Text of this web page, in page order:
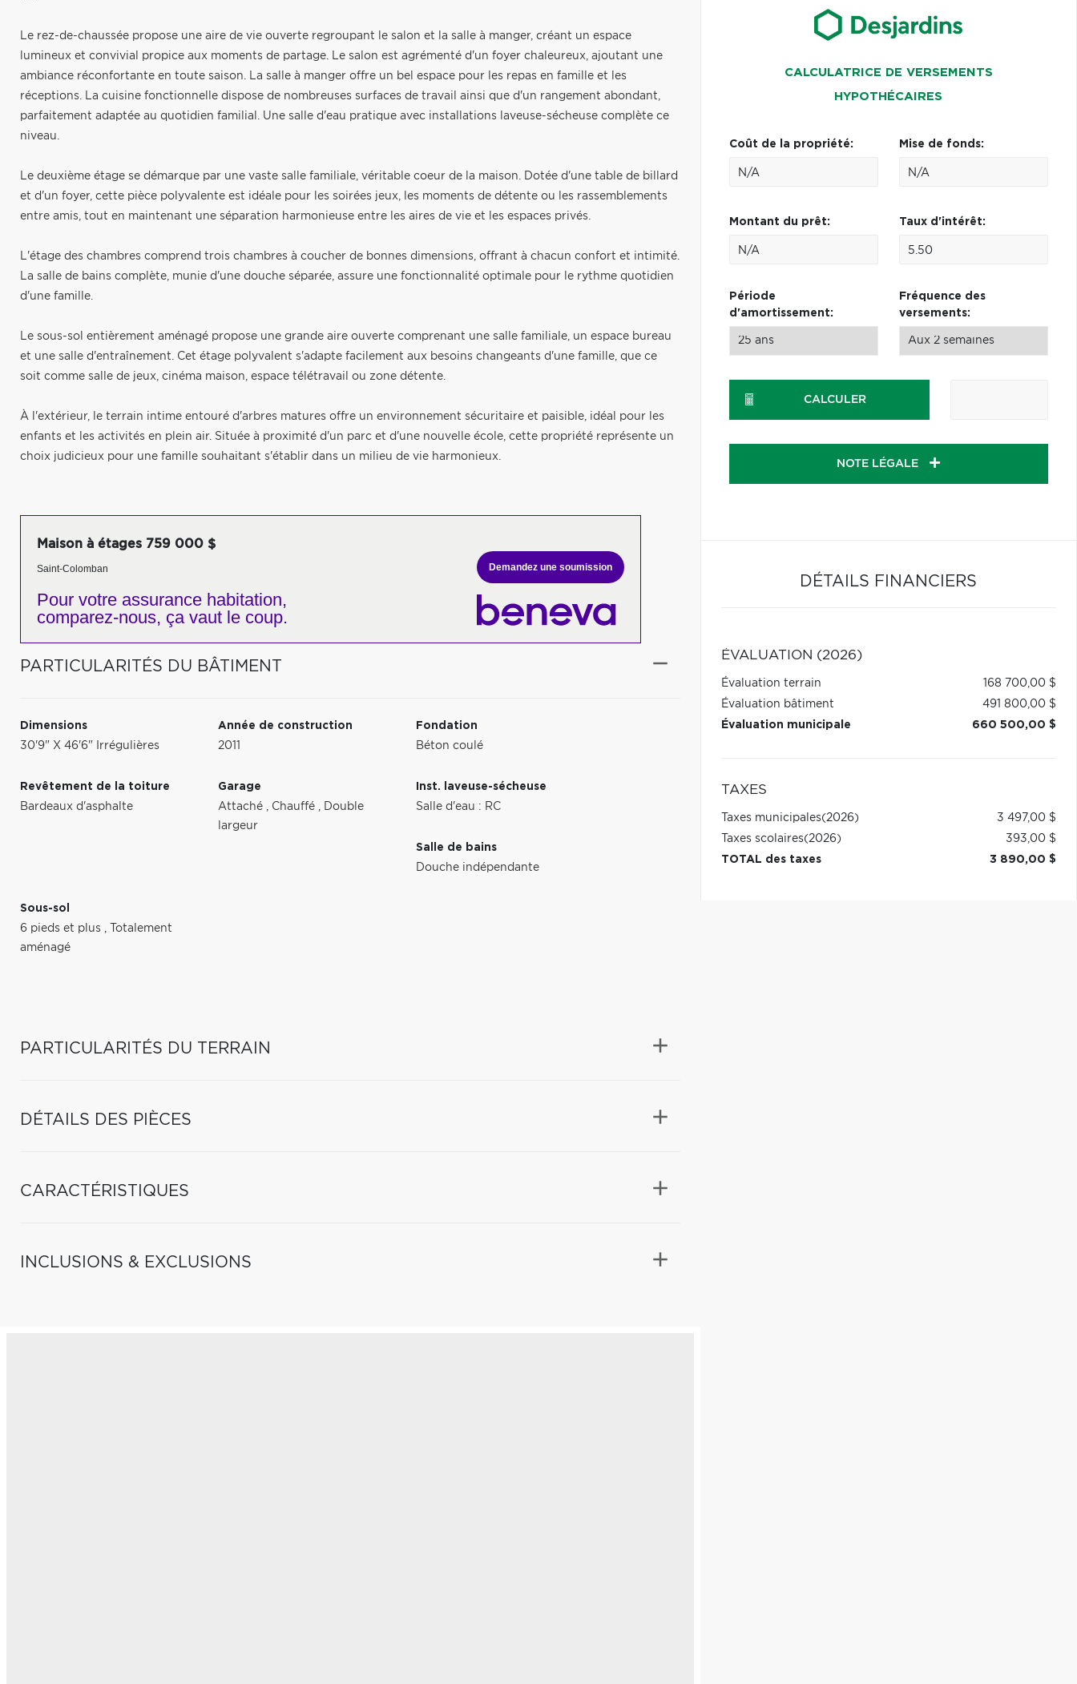
Le rez-de-chaussée propose une aire de vie ouverte regroupant le salon et la salle à manger, créant un espace
lumineux et convivial propice aux moments de partage. Le salon est agrémenté d'un foyer chaleureux, ajoutant une
ambiance réconfortante en toute saison. La salle à manger offre un bel espace pour les repas en famille et les
réceptions. La cuisine fonctionnelle dispose de nombreuses surfaces de travail ainsi que d'un rangement abondant,
parfaitement adaptée au quotidien familial. Une salle d'eau pratique avec installations laveuse-sécheuse complète ce
niveau.
Le deuxième étage se démarque par une vaste salle familiale, véritable coeur de la maison. Dotée d'une table de billard
et d'un foyer, cette pièce polyvalente est idéale pour les soirées jeux, les moments de détente ou les rassemblements
entre amis, tout en maintenant une séparation harmonieuse entre les aires de vie et les espaces privés.
L'étage des chambres comprend trois chambres à coucher de bonnes dimensions, offrant à chacun confort et intimité.
La salle de bains complète, munie d'une douche séparée, assure une fonctionnalité optimale pour le rythme quotidien
d'une famille.
Le sous-sol entièrement aménagé propose une grande aire ouverte comprenant une salle familiale, un espace bureau
et une salle d'entraînement. Cet étage polyvalent s'adapte facilement aux besoins changeants d'une famille, que ce
soit comme salle de jeux, cinéma maison, espace télétravail ou zone détente.
À l'extérieur, le terrain intime entouré d'arbres matures offre un environnement sécuritaire et paisible, idéal pour les
enfants et les activités en plein air. Située à proximité d'un parc et d'une nouvelle école, cette propriété représente un
choix judicieux pour une famille souhaitant s'établir dans un milieu de vie harmonieux.
Maison à étages 759 000 $
Saint-Colomban
Pour votre assurance habitation,
comparez-nous, ça vaut le coup.
Demandez une soumission
PARTICULARITÉS DU BÂTIMENT
Dimensions
30'9" X 46'6" Irrégulières
Année de construction
2011
Fondation
Béton coulé
Revêtement de la toiture
Bardeaux d'asphalte
Garage
Attaché , Chauffé , Double
largeur
Inst. laveuse-sécheuse
Salle d'eau : RC
Salle de bains
Douche indépendante
Sous-sol
6 pieds et plus ,
Totalement
aménagé
PARTICULARITÉS DU TERRAIN
DÉTAILS DES PIÈCES
CARACTÉRISTIQUES
INCLUSIONS & EXCLUSIONS
CALCULATRICE DE VERSEMENTS
HYPOTHÉCAIRES
Coût de la propriété: Mise de fonds:
Montant du prêt: Taux d'intérêt:
Période
d'amortissement:
Fréquence des
versements:
CALCULER
NOTE LÉGALE
DÉTAILS FINANCIERS
ÉVALUATION (2026)
Évaluation terrain
168 700,00 $
Évaluation bâtiment
491 800,00 $
Évaluation municipale
660 500,00 $
TAXES
Taxes municipales(2026)
3 497,00 $
Taxes scolaires(2026)
393,00 $
TOTAL des taxes
3 890,00 $